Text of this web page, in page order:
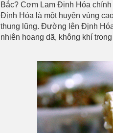
Bắc? Cơm Lam Định Hóa chính
Định Hóa là một huyện vùng
thung lũng. Đường lên Định
nhiên hoang dã, không khí